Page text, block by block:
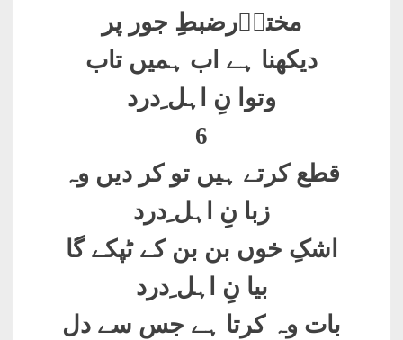
مختاؔرضبطِ جور پر
دیکھنا ہے اب ہمیں تاب
وتوا نِ اہل ِدرد
6
قطع کرتے ہیں تو کر دیں وہ
زبا نِ اہل ِدرد
اشکِ خوں بن بن کے ٹپکے گا
بیا نِ اہل ِدرد
بات وہ کرتا ہے جس سے دل